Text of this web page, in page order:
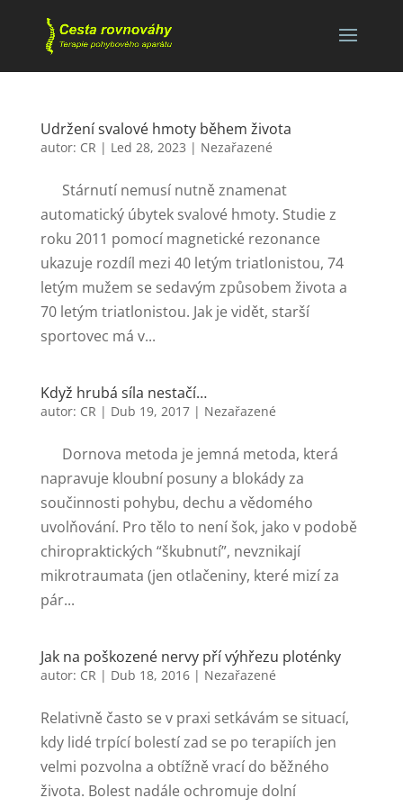
Udržení svalové hmoty během života
autor: CR | Led 28, 2023 | Nezařazené
Stárnutí nemusí nutně znamenat
automatický úbytek svalové hmoty. Studie z
roku 2011 pomocí magnetické rezonance
ukazuje rozdíl mezi 40 letým triatlonistou, 74
letým mužem se sedavým způsobem života a
70 letým triatlonistou. Jak je vidět, starší
sportovec má v...
Když hrubá síla nestačí…
autor: CR | Dub 19, 2017| Nezařazené
Dornova metoda je jemná metoda, která
napravuje kloubní posuny a blokády za
součinnosti pohybu, dechu a vědomého
uvolňování. Pro tělo to není šok, jako v podobě
chiropraktických “škubnutí”, nevznikají
mikrotraumata (jen otlačeniny, které mizí za
pár...
Jak na poškozené nervy pří výhřezu ploténky
autor: CR | Dub 18, 2016| Nezařazené
Relativně často se v praxi setkávám se situací,
kdy lidé trpící bolestí zad se po terapiích jen
velmi pozvolna a obtížně vrací do běžného
života. Bolest nadále ochromuje dolní